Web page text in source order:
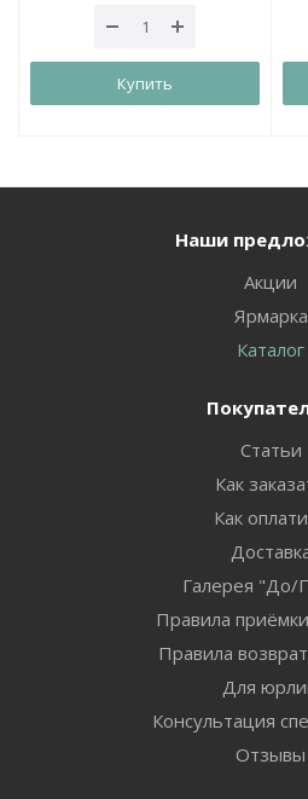
Купить
Наши
Акции
Ярмарка
Каталог
Статьи
Как
Как
Галерея "До/
Правила
Правила
Для
Консультация
Отзывы